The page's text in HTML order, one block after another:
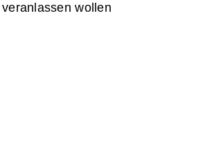
wollen